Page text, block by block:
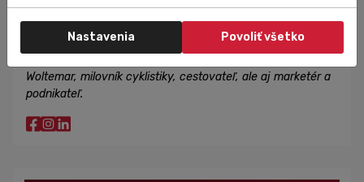
cyklistický tím dresy na mieru vo vašom dizajn a top kvalite
nami predávaných značiek. Každý príbeh nesie svoje
posolstvo, ktorým sa môžeme inšpirovať, alebo sa z neho
Woltemar, milovník cyklistiky, cestovateľ, ale aj marketér a
podnikateľ.
Nastavenia Povoliť všetko